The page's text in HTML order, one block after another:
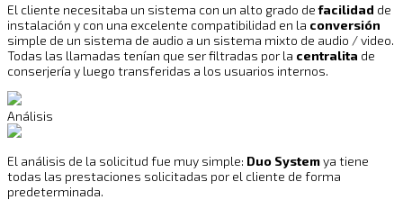
El cliente necesitaba un sistema con un alto grado defacilidad de
instalación y con una excelente compatibilidad en la conversión
simple de un sistema de audio a un sistema mixto de audio / video.
Todas las llamadas tenían que ser filtradas por la centralita de
conserjería y luego transferidas a los usuarios internos.
Análisis
El análisis de la solicitud fue muy simple: Duo Systemya tiene
todas las prestaciones solicitadas por el cliente de forma
predeterminada.